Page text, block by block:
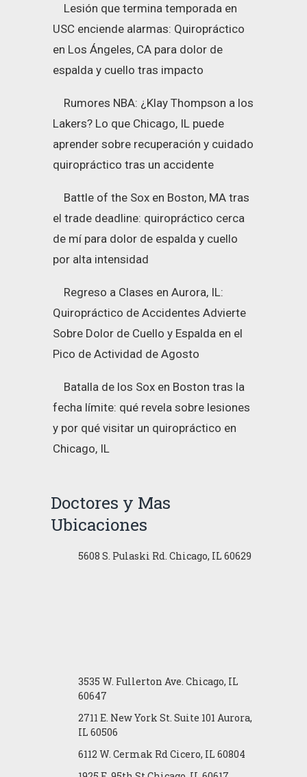
Lesión que termina temporada en
USC enciende alarmas: Quiropráctico
en Los Ángeles, CA para dolor de
espalda y cuello tras impacto
Rumores NBA: ¿Klay Thompson a los
Lakers? Lo que Chicago, IL puede
aprender sobre recuperación y cuidado
quiropráctico tras un accidente
Battle of the Sox en Boston, MA tras
el trade deadline: quiropráctico cerca
de mí para dolor de espalda y cuello
por alta intensidad
Regreso a Clases en Aurora, IL:
Quiropráctico de Accidentes Advierte
Sobre Dolor de Cuello y Espalda en el
Pico de Actividad de Agosto
Batalla de los Sox en Boston tras la
fecha límite: qué revela sobre lesiones
y por qué visitar un quiropráctico en
Chicago, IL
Doctores y Mas
Ubicaciones
5608 S. Pulaski Rd. Chicago, IL 60629
3535 W. Fullerton Ave. Chicago, IL
60647
2711 E. New York St. Suite 101 Aurora,
IL 60506
6112 W. Cermak Rd Cicero, IL 60804